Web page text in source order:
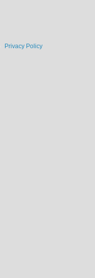
Privacy Policy